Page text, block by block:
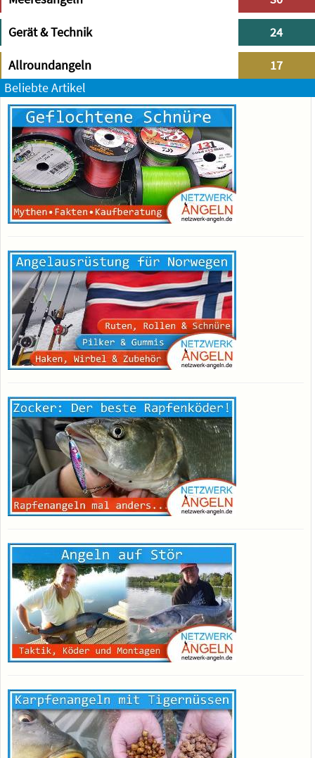
Gerät & Technik 24
Allroundangeln
17
Beliebte Artikel